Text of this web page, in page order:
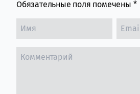
Обязательные поля помечены *